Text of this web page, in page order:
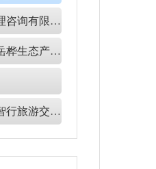
吉林省天池企业管理咨询有限公司
长白山保护开发区岳桦生态产品有限公司
长白山保护开发区智行旅游交通服务有限公司